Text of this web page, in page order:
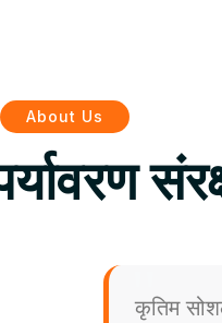
About Us
कृतिम